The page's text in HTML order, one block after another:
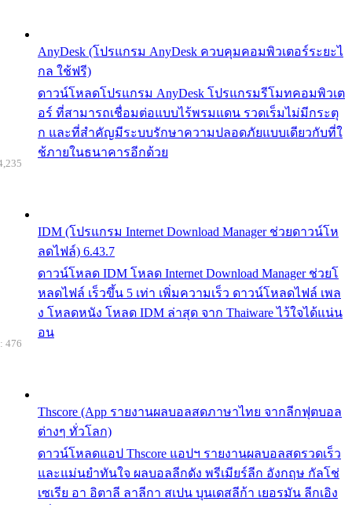
AnyDesk (โปรแกรม AnyDesk ควบคุมคอมพิวเตอร์ระยะไ
กล ใช้ฟรี)
ดาวน์โหลดโปรแกรม AnyDesk โปรแกรมรีโมทคอมพิวเต
อร์ ที่สามารถเชื่อมต่อแบบไร้พรมแดน รวดเร็มไม่มีกระตุ
ก และที่สำคัญมีระบบรักษาความปลอดภัยแบบเดียวกับที่ใ
ช้ภายในธนาคารอีกด้วย
IDM (โปรแกรม Internet Download Manager ช่วยดาวน์โห
ลดไฟล์) 6.43.7
ดาวน์โหลด IDM โหลด Internet Download Manager ช่วยโ
หลดไฟล์ เร็วขึ้น 5 เท่า เพิ่มความเร็ว ดาวน์โหลดไฟล์ เพล
ง โหลดหนัง โหลด IDM ล่าสุด จาก Thaiware ไว้ใจได้แน่น
อน
Thscore (App รายงานผลบอลสดภาษาไทย จากลีกฟุตบอล
ต่างๆ ทั่วโลก)
ดาวน์โหลดแอป Thscore แอปฯ รายงานผลบอลสดรวดเร็ว
และแม่นยำทันใจ ผลบอลลีกดัง พรีเมียร์ลีก อังกฤษ กัลโช่
เซเรีย อา อิตาลี ลาลีกา สเปน บุนเดสลีก้า เยอรมัน ลีกเอิง
476